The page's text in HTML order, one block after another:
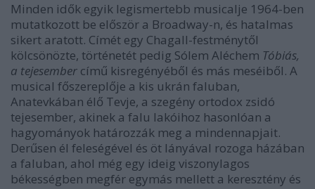
Minden idők egyik legismertebb musicalje 1964-ben
mutatkozott be először a Broadway-n, és hatalmas
sikert aratott. Címét egy Chagall-festménytől
kölcsönözte, történetét pedig Sólem Aléchem Tóbiás,
a tejesember című kisregényéből és más meséiből. A
musical főszereplője a kis ukrán faluban,
Anatevkában élő Tevje, a szegény ortodox zsidó
tejesember, akinek a falu lakóihoz hasonlóan a
hagyományok határozzák meg a mindennapjait.
Derűsen él feleségével és öt lányával rozoga házában
a faluban, ahol még egy ideig viszonylagos
békességben megfér egymás mellett a keresztény és